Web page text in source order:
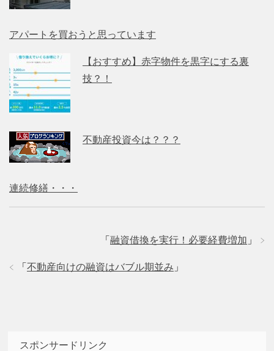
アパートを買おうと思っています
【おすすめ】赤字物件を黒字にする裏
技？！
不動産投資今は？？？
連続修繕・・・
「 融資借換を実行！必要経費増加 」
「 不動産向けの融資はバブル期並み 」
スポンサードリンク